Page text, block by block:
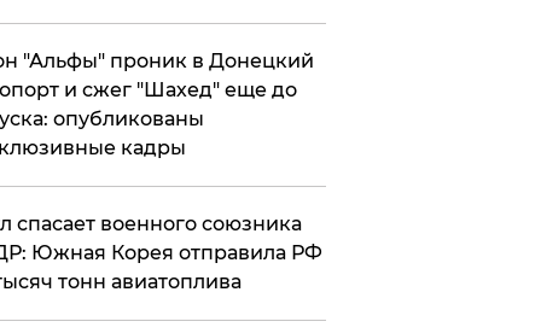
"Альфы" проник в Донецкий
и сжег "Шахед" еще до
опубликованы
кадры
спасает военного союзника
Южная Корея отправила РФ
тонн авиатоплива